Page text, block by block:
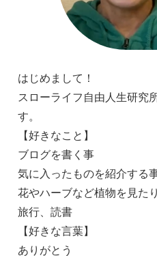
はじめまして！
スローライフ自由人生研究
す。
【好きなこと】
ブログを書く事
気に入ったものを紹介する
花やハーブなど植物を見た
旅行、読書
【好きな言葉】
ありがとう